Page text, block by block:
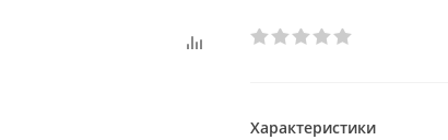
Характеристики